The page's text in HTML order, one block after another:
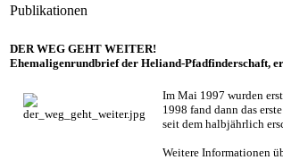
Publikationen
DER WEG GEHT WEITER!
Ehemaligenrundbrief der Heliand-Pfadfinderschaft,
Im Mai 1997 wurden
1998 fand dann das
seit dem halbjährlich
Weitere Informationen